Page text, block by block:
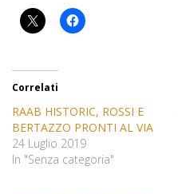
Correlati
RAAB HISTORIC, ROSSI E
BERTAZZO PRONTI AL VIA
24 Luglio 2019
In "Senza categoria"